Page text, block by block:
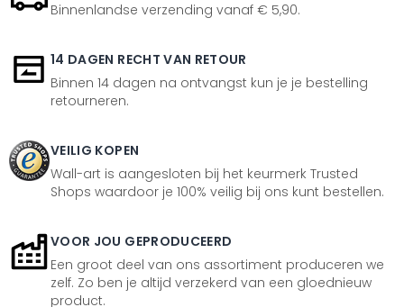
Binnenlandse verzending vanaf € 5,90.
14 DAGEN RECHT VAN RETOUR
Binnen 14 dagen na ontvangst kun je je bestelling
retourneren.
VEILIG KOPEN
Wall-art is aangesloten bij het keurmerk Trusted
Shops waardoor je 100% veilig bij ons kunt bestellen.
VOOR JOU GEPRODUCEERD
Een groot deel van ons assortiment produceren we
zelf. Zo ben je altijd verzekerd van een gloednieuw
product.